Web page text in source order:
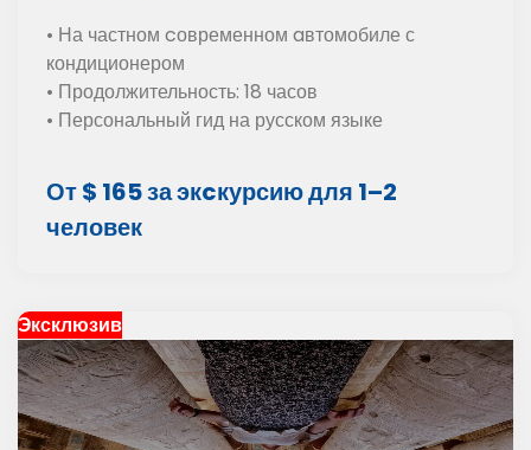
• На частном cовременном aвтомобиле с
кондиционером
• Продолжительность: 18 часов
• Персональный гид на русском языке
От $ 165 за экcкурсию для 1–2
человек
Эксклюзив